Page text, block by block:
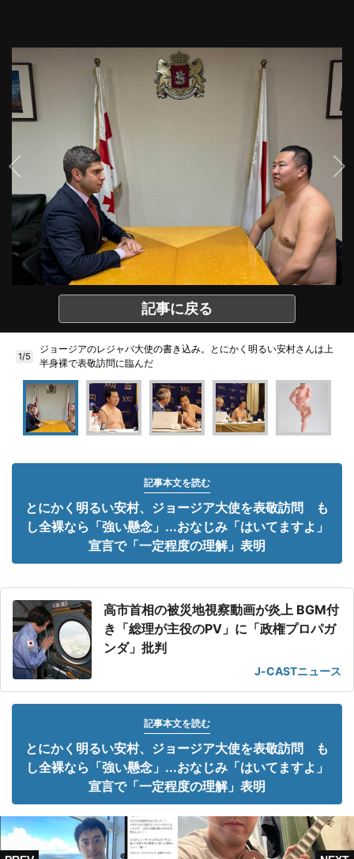
記事に戻る
1/5
ジョージアのレジャバ大使の書き込み。とにかく明るい安村さんは上
半身裸で表敬訪問に臨んだ
記事本文を読む
とにかく明るい安村、ジョージア大使を表敬訪問 も
し全裸なら「強い懸念」...おなじみ「はいてますよ」
宣言で「一定程度の理解」表明
高市首相の被災地視察動画が炎上 BGM付
き「総理が主役のPV」に「政権プロパガ
ンダ」批判
J-CASTニュース
記事本文を読む
とにかく明るい安村、ジョージア大使を表敬訪問 も
し全裸なら「強い懸念」...おなじみ「はいてますよ」
宣言で「一定程度の理解」表明